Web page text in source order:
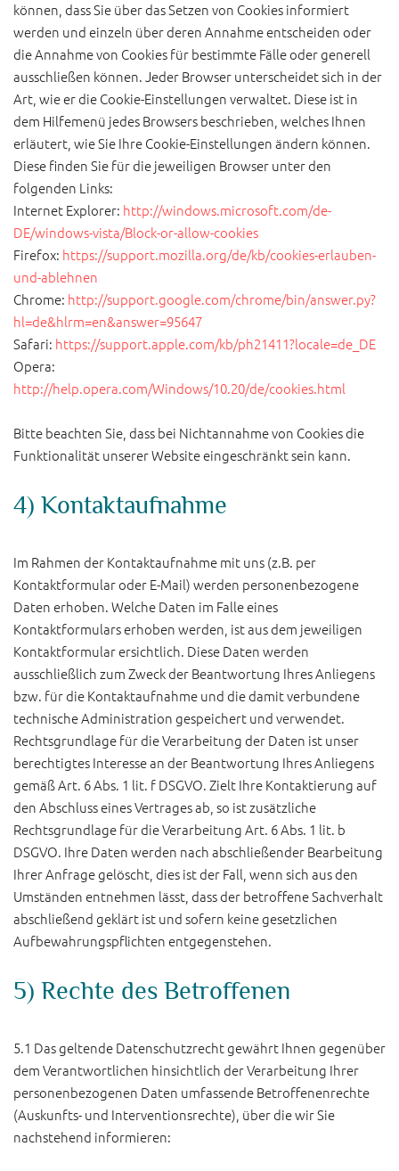
können, dass Sie über das Setzen von Cookies informiert
werden und einzeln über deren Annahme entscheiden oder
die Annahme von Cookies für bestimmte Fälle oder generell
ausschließen können. Jeder Browser unterscheidet sich in der
Art, wie er die Cookie-Einstellungen verwaltet. Diese ist in
dem Hilfemenü jedes Browsers beschrieben, welches Ihnen
erläutert, wie Sie Ihre Cookie-Einstellungen ändern können.
Diese finden Sie für die jeweiligen Browser unter den
folgenden Links:
Internet Explorer: http://windows.microsoft.com/de-
DE/windows-vista/Block-or-allow-cookies
Firefox: https://support.mozilla.org/de/kb/cookies-erlauben-
und-ablehnen
Chrome: http://support.google.com/chrome/bin/answer.py?
hl=de&hlrm=en&answer=95647
Safari: https://support.apple.com/kb/ph21411?locale=de_DE
Opera:
http://help.opera.com/Windows/10.20/de/cookies.html
Bitte beachten Sie, dass bei Nichtannahme von Cookies die
Funktionalität unserer Website eingeschränkt sein kann.
4) Kontaktaufnahme
Im Rahmen der Kontaktaufnahme mit uns (z.B. per
Kontaktformular oder E-Mail) werden personenbezogene
Daten erhoben. Welche Daten im Falle eines
Kontaktformulars erhoben werden, ist aus dem jeweiligen
Kontaktformular ersichtlich. Diese Daten werden
ausschließlich zum Zweck der Beantwortung Ihres Anliegens
bzw. für die Kontaktaufnahme und die damit verbundene
technische Administration gespeichert und verwendet.
Rechtsgrundlage für die Verarbeitung der Daten ist unser
berechtigtes Interesse an der Beantwortung Ihres Anliegens
gemäß Art. 6 Abs. 1 lit. f DSGVO. Zielt Ihre Kontaktierung auf
den Abschluss eines Vertrages ab, so ist zusätzliche
Rechtsgrundlage für die Verarbeitung Art. 6 Abs. 1 lit. b
DSGVO. Ihre Daten werden nach abschließender Bearbeitung
Ihrer Anfrage gelöscht, dies ist der Fall, wenn sich aus den
Umständen entnehmen lässt, dass der betroffene Sachverhalt
abschließend geklärt ist und sofern keine gesetzlichen
Aufbewahrungspflichten entgegenstehen.
5) Rechte des Betroffenen
5.1 Das geltende Datenschutzrecht gewährt Ihnen gegenüber
dem Verantwortlichen hinsichtlich der Verarbeitung Ihrer
personenbezogenen Daten umfassende Betroffenenrechte
(Auskunfts- und Interventionsrechte), über die wir Sie
nachstehend informieren: